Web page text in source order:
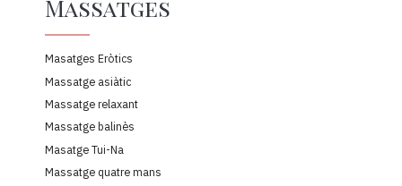
Massatges
Masatges Eròtics
Massatge asiàtic
Massatge relaxant
Massatge balinès
Masatge Tui-Na
Massatge quatre mans